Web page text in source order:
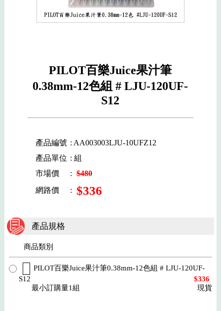
PILOT百樂Juice果汁筆
0.38mm-12色組 # LJU-120UF-
S12
產品編號 : AA003003LJU-10UFZ12
產品單位 : 組
市場價
: $480
網路價
: $336
產品規格
商品類別
PILOT百樂Juice果汁筆0.38mm-12色組 # LJU-120UF-
S12
$336
最小訂購量1組
現貨